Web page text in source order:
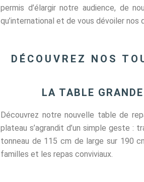
permis d’élargir notre audience, de
qu’international et de vous dévoiler nos
DÉCOUVREZ NOS
LA TABLE
Découvrez notre nouvelle table de
plateau s’agrandit d’un simple geste :
tonneau de 115 cm de large sur 190
familles et les repas conviviaux.